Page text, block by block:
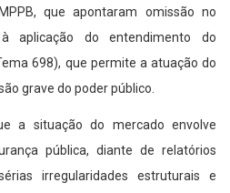
que apontaram omissão no
aplicação do entendimento do
698), que permite a atuação do
grave do poder público.
a situação do mercado envolve
pública, diante de relatórios
irregularidades estruturais e